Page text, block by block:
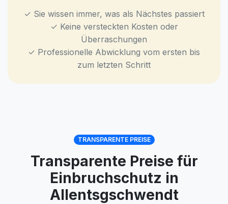
✓ Sie wissen immer, was als Nächstes passiert
✓ Keine versteckten Kosten oder
Überraschungen
✓ Professionelle Abwicklung vom ersten bis
zum letzten Schritt
TRANSPARENTE PREISE
Transparente Preise für
Einbruchschutz in
Allentsgschwendt